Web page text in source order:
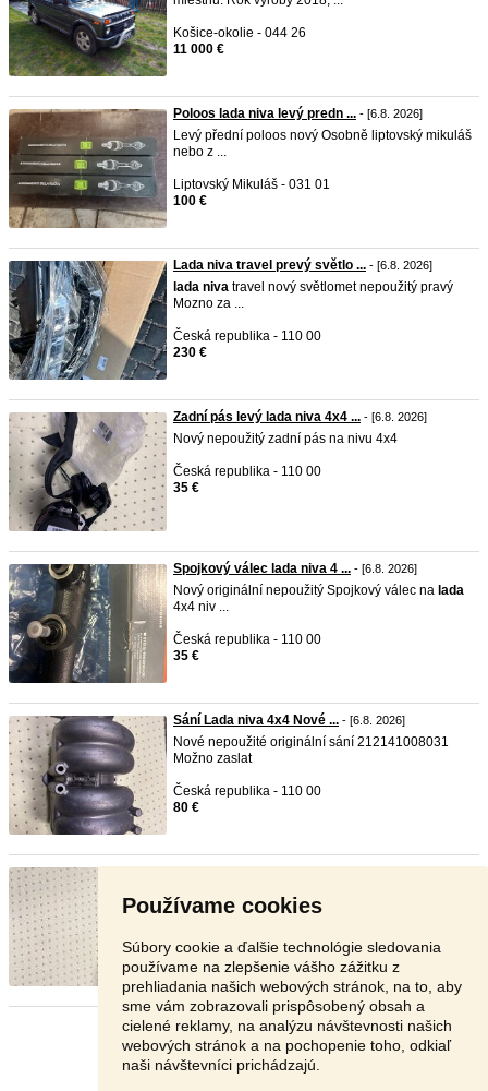
Používame cookies
Súbory cookie a ďalšie technológie sledovania
používame na zlepšenie vášho zážitku z
prehliadania našich webových stránok, na to, aby
sme vám zobrazovali prispôsobený obsah a
cielené reklamy, na analýzu návštevnosti našich
webových stránok a na pochopenie toho, odkiaľ
naši návštevníci prichádzajú.
Košice-okolie - 044 26
11 000 €
Poloos lada niva levý predn ... - [6.8. 2026]
Levý přední poloos nový Osobně liptovský mikuláš
nebo z ...
Liptovský Mikuláš - 031 01
100 €
Lada niva travel prevý světlo ... - [6.8. 2026]
lada niva travel nový světlomet nepoužitý pravý
Mozno za ...
Česká republika - 110 00
230 €
Zadní pás levý lada niva 4x4 ... - [6.8. 2026]
Nový nepoužitý zadní pás na nivu 4x4
Česká republika - 110 00
35 €
Spojkový válec lada niva 4 ... - [6.8. 2026]
Nový originální nepoužitý Spojkový válec na lada
4x4 niv ...
Česká republika - 110 00
35 €
Sání Lada niva 4x4 Nové ... - [6.8. 2026]
Nové nepoužité originální sání 212141008031
Možno zaslat
Česká republika - 110 00
80 €
Predný stabilizátor lada
Liptovský mik ...
Liptovský Mikuláš - 031 01
Stránka: 1 2 3 Ďalšia